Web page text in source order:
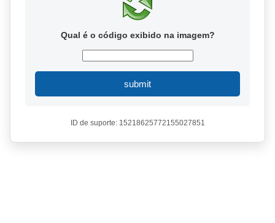
Qual é o código exibido na imagem?
submit
ID de suporte: 15218625772155027851